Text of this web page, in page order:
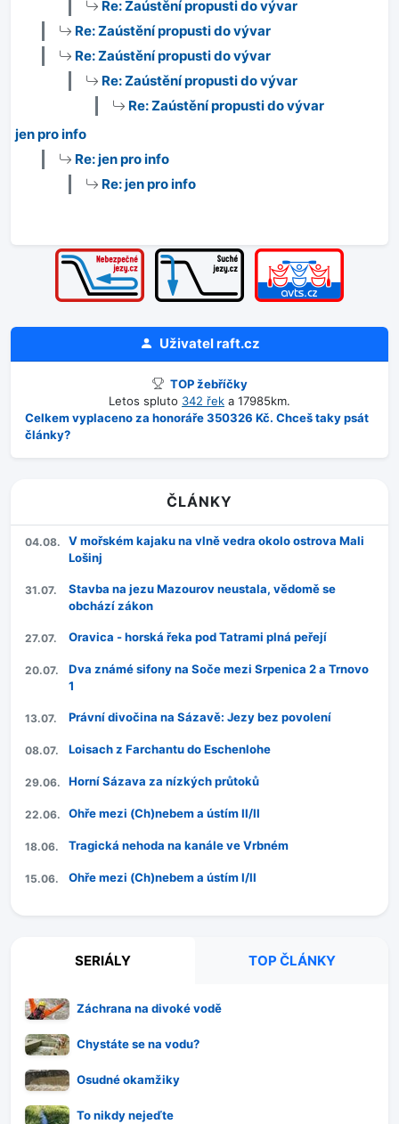
Re: Zaústění propusti do vývar
Re: Zaústění propusti do vývar
Re: Zaústění propusti do vývar
Re: Zaústění propusti do vývar
Re: Zaústění propusti do vývar
jen pro info
Re: jen pro info
Re: jen pro info
Uživatelraft.cz
TOP žebříčky
Letos spluto 342 řek a 17985km.
Celkem vyplaceno za honoráře 350326 Kč. Chceš taky psát
články?
ČLÁNKY
04.08.
V mořském kajaku na vlně vedra okolo ostrova Mali
Lošinj
31.07.
Stavba na jezu Mazourov neustala, vědomě se
obchází zákon
27.07. Oravica - horská řeka pod Tatrami plná peřejí
20.07.
Dva známé sifony na Soče mezi Srpenica 2 a Trnovo
1
13.07. Právní divočina na Sázavě: Jezy bez povolení
08.07. Loisach z Farchantu do Eschenlohe
29.06. Horní Sázava za nízkých průtoků
22.06. Ohře mezi (Ch)nebem a ústím II/II
18.06. Tragická nehoda na kanále ve Vrbném
15.06. Ohře mezi (Ch)nebem a ústím I/II
SERIÁLY TOP ČLÁNKY
Záchrana na divoké vodě
Chystáte se na vodu?
Osudné okamžiky
To nikdy nejeďte